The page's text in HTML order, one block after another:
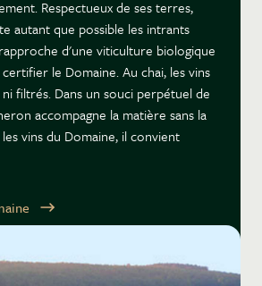
Respectueux de ses terres,
autant que possible les intrants
d'une viticulture biologique
le Domaine. Au chai, les vins
filtrés. Dans un souci perpétuel de
accompagne la matière sans la
vins du Domaine, il convient
"Les Fichots" : sous l'épaisse
ce fameux climat, les vignes
la roche dure et calcaire. Le vin
juteux et ciselé. Au centre du
niche le Clos du Chapitre. Vaste